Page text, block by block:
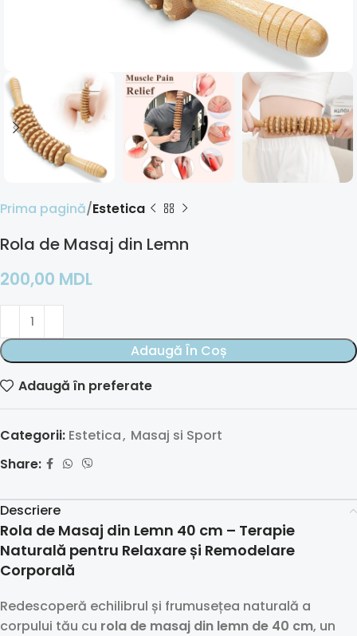
Prima pagină Estetica
Rola de Masaj din Lemn
200,00 MDL
Adaugă În Coș
Adaugă în preferate
Categorii: Estetica, Masaj si Sport
Share:
Descriere
Rola de Masaj din Lemn 40 cm – Terapie
Naturală pentru Relaxare și Remodelare
Corporală
Redescoperă echilibrul și frumusețea naturală a
corpului tău cu rola de masaj din lemn de 40 cm, un